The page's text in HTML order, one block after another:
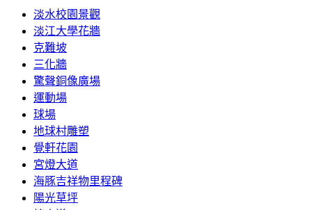
淡水校園景觀
淡江大學花牆
克難坡
三化牆
驚聲銅像廣場
運動場
球場
地球村雕塑
覺軒花園
宮燈大道
海豚吉祥物里程碑
陽光草坪